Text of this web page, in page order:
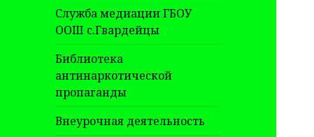
Служба медиации ГБОУ
ООШ с.Гвардейцы
Библиотека
антинаркотической
пропаганды
Внеурочная деятельность